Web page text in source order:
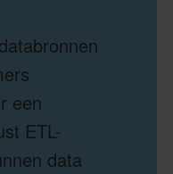
een
ETL-
data